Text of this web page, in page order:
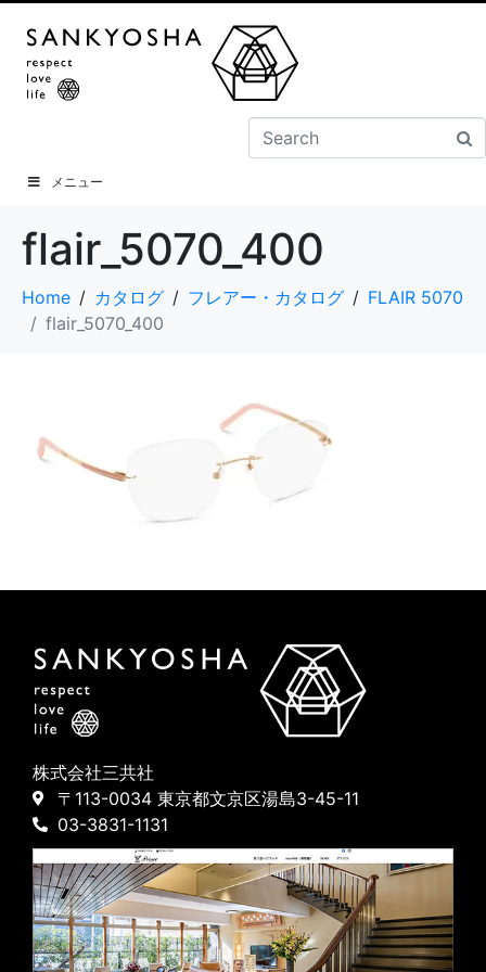
メニュー
flair_5070_400
Home カタログ フレアー・カタログ
FLAIR 5070
flair_5070_400
株式会社三共社
〒113-0034 東京都文京区湯島3-45-11
03-3831-1131